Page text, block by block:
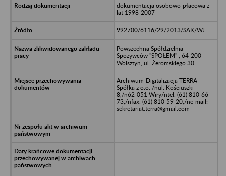
dokumentacja osobowo-płacowa z
lat 1998-2007
992700/6116/29/2013/SAK/WJ
Powszechna Spółdzielnia
Spożywców "SPOŁEM" , 64-200
Wolsztyn, ul. Żeromskiego 30
Archiwum-Digitalizacja TERRA
Spółka z o.o. /nul. Kościuszki
8,/n62-051 Wiry/ntel. (61) 810-66-
73,/nfax. (61) 810-59-20,/ne-mail:
sekretariat.terra@gmail.com